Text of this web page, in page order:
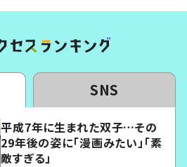
SNS
平成7年に生まれた双子…その
29年後の姿に「漫画みたい」「素
敵すぎる」